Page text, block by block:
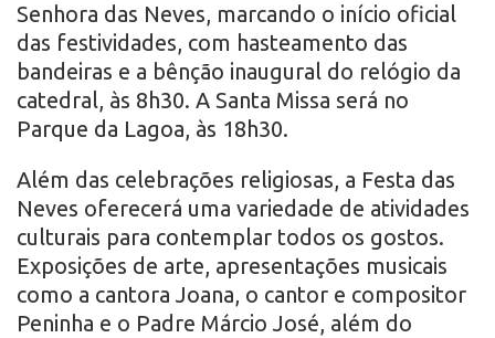
Senhora das Neves, marcando o início oficial
das festividades, com hasteamento das
bandeiras e a bênção inaugural do relógio da
catedral, às 8h30. A Santa Missa será no
Parque da Lagoa, às 18h30.
Além das celebrações religiosas, a Festa das
Neves oferecerá uma variedade de atividades
culturais para contemplar todos os gostos.
Exposições de arte, apresentações musicais
como a cantora Joana, o cantor e compositor
Peninha e o Padre Márcio José, além do